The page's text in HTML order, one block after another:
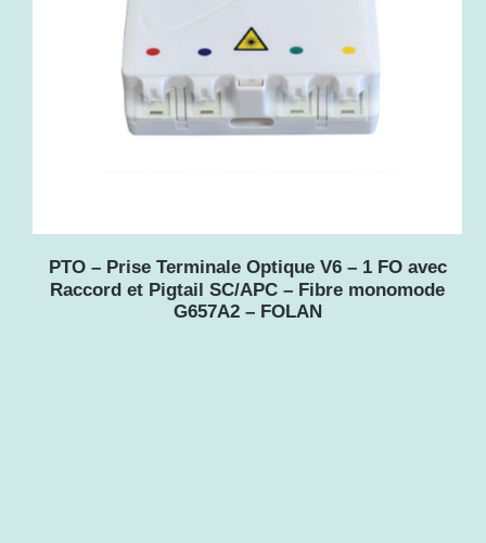
PTO – Prise Terminale Optique V6 – 1 FO avec
Raccord et Pigtail SC/APC – Fibre monomode
G657A2 – FOLAN